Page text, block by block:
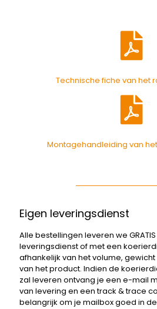
Technische fiche van het
Montagehandleiding van
Eigen leveringsdienst
Alle bestellingen leveren we
leveringsdienst of met een
afhankelijk van het volume,
van het product. Indien de
zal leveren ontvang je een e-mail
van levering en een track & trace
belangrijk om je mailbox goed in